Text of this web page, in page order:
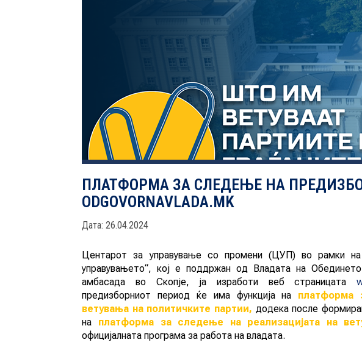
ПЛАТФОРМА ЗА СЛЕДЕЊЕ НА
ODGOVORNAVLADA.MK
Дата: 26.04.2024
Центарот за управување со промени (ЦУП) во рамки на
управувањето“, кој е поддржан од Владата на
амбасада во Скопје, ја изработи веб страницата
предизборниот период ќе има функција на платформа
ветувања на политичките партии, додека после
на платформа за следење на реализацијата на
официјалната програма за работа на владата.